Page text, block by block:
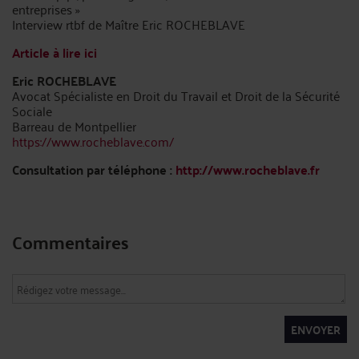
entreprises »
Interview rtbf de Maître Eric ROCHEBLAVE
Article à lire ici
Eric ROCHEBLAVE
Avocat Spécialiste en Droit du Travail et Droit de la Sécurité
Sociale
Barreau de Montpellier
https://www.rocheblave.com/
Consultation par téléphone : http://www.rocheblave.fr
Commentaires
ENVOYER